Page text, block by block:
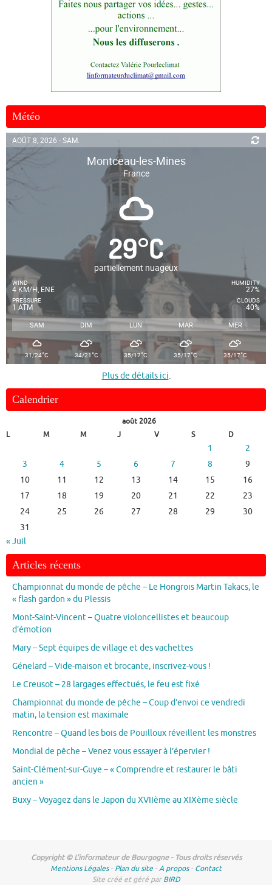
Météo
AOÛT 8, 2026 - SAM.
Montceau-les-Mines
France
29°C
partiellement nuageux
WIND
4 KM/H, ENE
PRESSURE
1 ATM
HUMIDITY
27%
CLOUDS
40%
SAM DIM LUN MAR MER
31/24°C 34/21°C 35/17°C 35/17°C 35/17°C
Plus de détails ici.
Calendrier
août 2026
L
M M J V S D
1
2
3
4 5 6 7 8
9
10
11 12 13 14 15
16
17
18 19 20 21 22
23
24
25 26 27 28 29
30
31
« Juil
Articles récents
Championnat du monde de pêche – Le Hongrois Martin Takacs, le
« flash gardon » du Plessis
Mont-Saint-Vincent – Quatre violoncellistes et beaucoup
d’émotion
Mary – Sept équipes de village et des vachettes
Génelard – Vide-maison et brocante, inscrivez-vous !
Le Creusot – 28 largages effectués, le feu est fixé
Championnat du monde de pêche – Coup d’envoi ce vendredi
matin, la tension est maximale
Rencontre – Quand les bois de Pouilloux réveillent les monstres
Mondial de pêche – Venez vous essayer à l’épervier !
Saint-Clément-sur-Guye – « Comprendre et restaurer le bâti
ancien »
Buxy – Voyagez dans le Japon du XVIIème au XIXème siècle
Copyright © L'informateur de Bourgogne - Tous droits réservés
Mentions Légales- Plan du site -A propos- Contact
Site créé et géré parBIRD